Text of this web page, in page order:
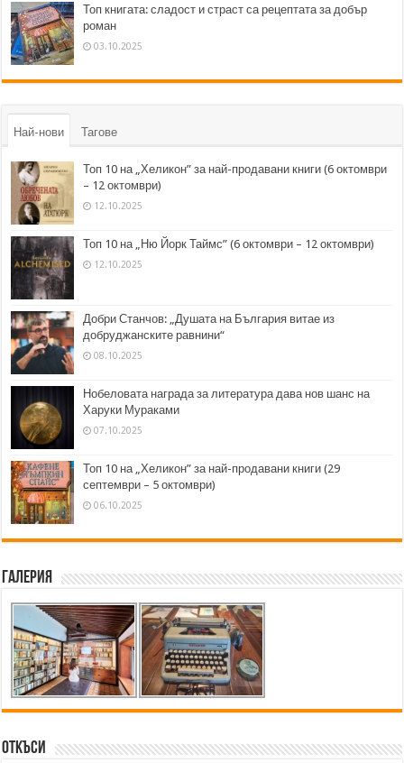
Топ книгата: сладост и страст са рецептата за добър
роман
03.10.2025
Най-нови Тагове
Топ 10 на „Хеликон” за най-продавани книги (6 октомври
– 12 октомври)
12.10.2025
Топ 10 на „Ню Йорк Таймс” (6 октомври – 12 октомври)
12.10.2025
Добри Станчов: „Душата на България витае из
добруджанските равнини“
08.10.2025
Нобеловата награда за литература дава нов шанс на
Харуки Мураками
07.10.2025
Топ 10 на „Хеликон” за най-продавани книги (29
септември – 5 октомври)
06.10.2025
Галерия
Откъси